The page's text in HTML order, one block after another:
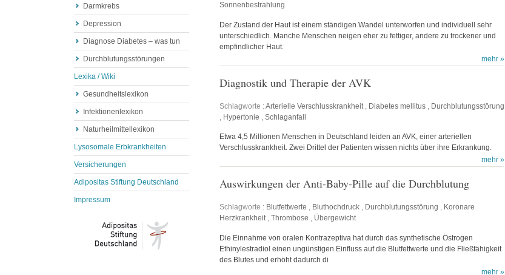
Darmkrebs
Depression
Diagnose Diabetes – was tun
Durchblutungsstörungen
Lexika / Wiki
Gesundheitslexikon
Infektionenlexikon
Naturheilmittellexikon
Lysosomale Erbkrankheiten
Versicherungen
Adipositas Stiftung Deutschland
Impressum
Sonnenbestrahlung
Der Zustand der Haut ist einem ständigen Wandel unterworfen und individuell sehr
unterschiedlich. Manche Menschen neigen eher zu fettiger, andere zu trockener und
empfindlicher Haut.
mehr »
Diagnostik und Therapie der AVK
Schlagworte :Arterielle Verschlusskrankheit Diabetes mellitus
Durchblutungsstörung
Hypertonie Schlaganfall
Etwa 4,5 Millionen Menschen in Deutschland leiden an AVK, einer arteriellen
Verschlusskrankheit. Zwei Drittel der Patienten wissen nichts über ihre Erkrankung.
mehr »
Auswirkungen der Anti-Baby-Pille auf die Durchblutung
Schlagworte : Blutfettwerte , Bluthochdruck , Durchblutungsstörung , Koronare
Herzkrankheit, Thrombose , Übergewicht
Die Einnahme von oralen Kontrazeptiva hat durch das synthetische Östrogen
Ethinylestradiol einen ungünstigen Einfluss auf die Blutfettwerte und die Fließfähigkeit
des Blutes und erhöht dadurch di
mehr »